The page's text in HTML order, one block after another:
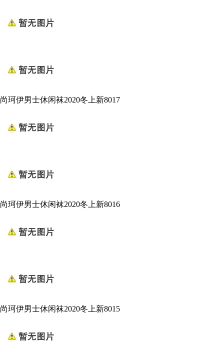
尚珂伊男士休闲袜2020冬上新8017
尚珂伊男士休闲袜2020冬上新8016
尚珂伊男士休闲袜2020冬上新8015